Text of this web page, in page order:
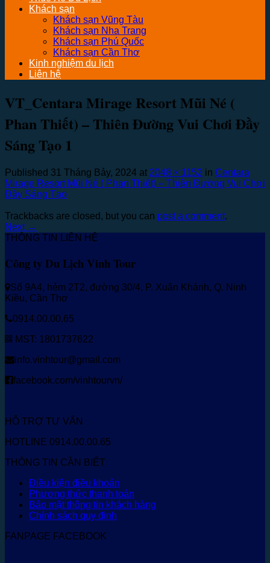
Khách sạn
Khách sạn Vũng Tàu
Khách sạn Nha Trang
Khách sạn Phú Quốc
Khách sạn Cần Thơ
Kinh nghiệm du lịch
Liên hệ
VT_Centara Mirage Resort Mũi Né (
Phan Thiết) – Thiên Đường Vui Chơi Đầy
Sáng Tạo 1
Published 31 Tháng Bảy, 2024 at 2048 × 1152 in Centara
Mirage Resort Mũi Né ( Phan Thiết) – Thiên Đường Vui Chơi
Đầy Sáng Tạo
Trackbacks are closed, but you can post a comment.
Next →
THÔNG TIN LIÊN HỆ
Công ty Du Lịch Vinh Tour
Số 9A4, hẻm 2T2, đường 30/4, P. Xuân Khánh, Q. Ninh
Kiều, Cần Thơ
0914.00.00.65
MST: 1801737622
info.vinhtour@gmail.com
facebook.com/vinhtourvn/
HỖ TRỢ TƯ VẤN
HOTLINE 0914.00.00.65
THÔNG TIN CẦN BIẾT
Điều kiện điều khoản
Phương thức thanh toán
Bảo mật thông tin khách hàng
Chính sách quy định
FANPAGE FACEBOOK